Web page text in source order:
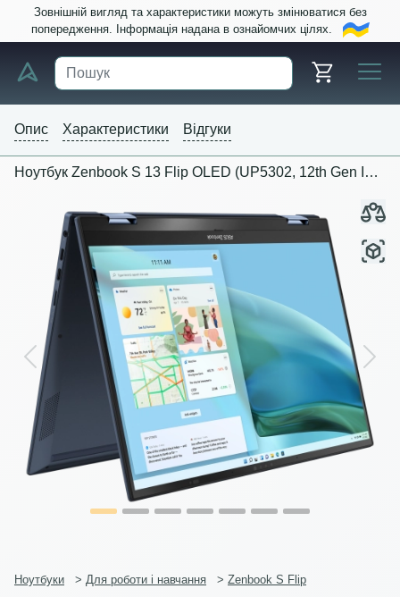
Зовнішній вигляд та характеристики можуть змінюватися без
попередження. Інформація надана в ознайомчих цілях.
Опис Характеристики Відгуки
Ноутбук Zenbook S 13 Flip OLED (UP5302, 12th Gen Intel)
Previous Next
Ноутбуки > Для роботи і навчання > Zenbook S Flip